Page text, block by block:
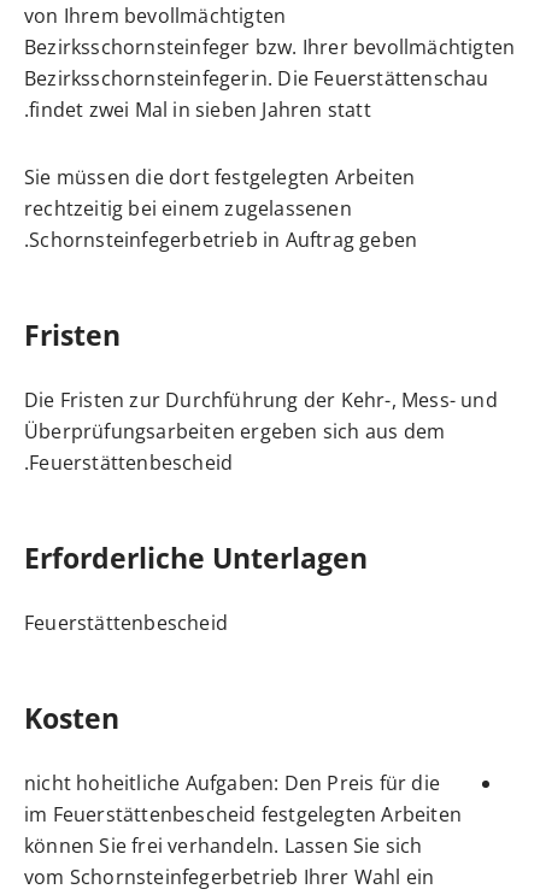
von Ihrem bevollmächtigten
Bezirksschornsteinfeger bzw. Ihrer bevollmächtigten
Bezirksschornsteinfegerin. Die Feuerstättenschau
findet zwei Mal in sieben Jahren statt.
Sie müssen die dort festgelegten Arbeiten
rechtzeitig bei einem zugelassenen
Schornsteinfegerbetrieb in Auftrag geben.
Fristen
Die Fristen zur Durchführung der Kehr-, Mess- und
Überprüfungsarbeiten ergeben sich aus dem
Feuerstättenbescheid.
Erforderliche Unterlagen
Feuerstättenbescheid
Kosten
nicht hoheitliche Aufgaben: Den Preis für die
im Feuerstättenbescheid festgelegten Arbeiten
können Sie frei verhandeln. Lassen Sie sich
vom Schornsteinfegerbetrieb Ihrer Wahl ein